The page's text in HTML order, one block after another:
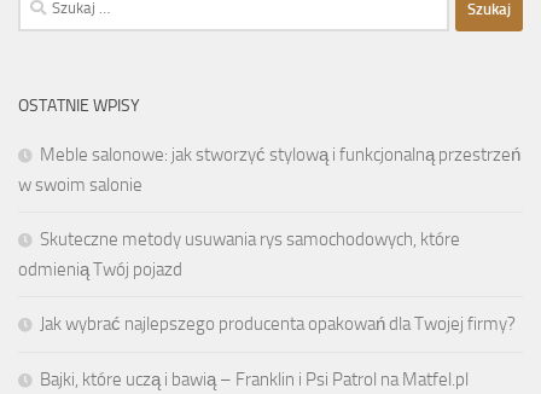
OSTATNIE WPISY
Meble salonowe: jak stworzyć stylową i funkcjonalną przestrzeń
w swoim salonie
Skuteczne metody usuwania rys samochodowych, które
odmienią Twój pojazd
Jak wybrać najlepszego producenta opakowań dla Twojej firmy?
Bajki, które uczą i bawią – Franklin i Psi Patrol na Matfel.pl